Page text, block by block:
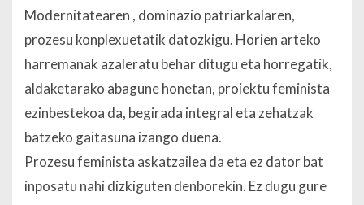
Modernitatearen , dominazio patriarkalaren,
prozesu konplexuetatik datozkigu. Horien arteko
harremanak azaleratu behar ditugu eta horregatik,
aldaketarako abagune honetan, proiektu feminista
ezinbestekoa da, begirada integral eta zehatzak
batzeko gaitasuna izango duena.
Prozesu feminista askatzailea da eta ez dator bat
inposatu nahi dizkiguten denborekin. Ez dugu gure